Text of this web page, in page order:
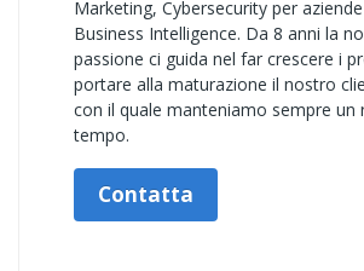
Marketing, Cybersecurity per
Business Intelligence. Da 8 anni la
passione ci guida nel far crescere i
portare alla maturazione il nostro
con il quale manteniamo sempre un
tempo.
Contatta